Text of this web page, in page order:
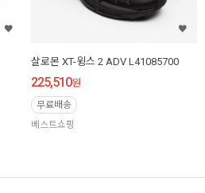
살로몬 XT-윙스 2 ADV L41085700
225,510원
무료배송
베스트쇼핑